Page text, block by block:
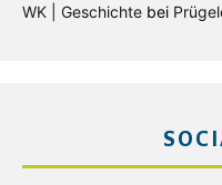
WK | Geschichte bei